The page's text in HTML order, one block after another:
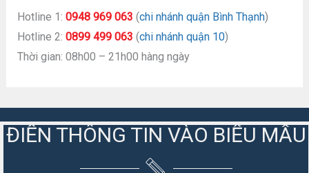
Hotline 1:0948 969 063 (chi nhánh quận Bình Thạnh)
Hotline 2:0899 499 063 (chi nhánh quận 10)
Thời gian: 08h00 – 21h00 hàng ngày
ĐIỀN THÔNG TIN VÀO BIỂU MẪU